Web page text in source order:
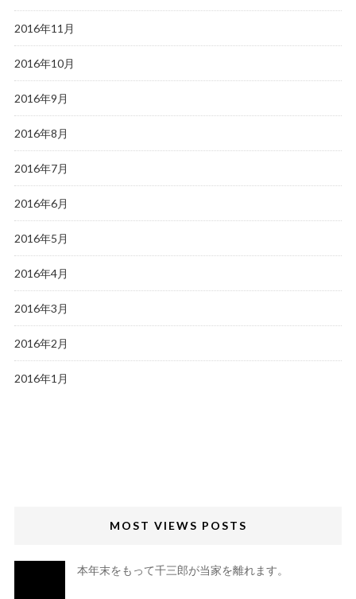
2016年11月
2016年10月
2016年9月
2016年8月
2016年7月
2016年6月
2016年5月
2016年4月
2016年3月
2016年2月
2016年1月
MOST VIEWS POSTS
本年末をもって千三郎が当家を離れます。